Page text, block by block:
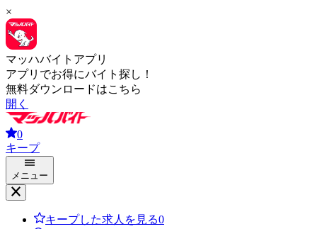
×
マッハバイトアプリ
アプリでお得にバイト探し！
無料ダウンロードはこちら
開く
0
キープ
メニュー
キープした求人を見る0